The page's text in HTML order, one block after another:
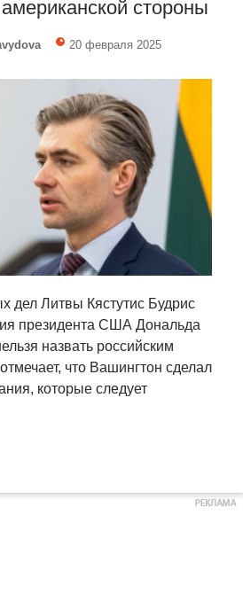
стороны
20 февраля 2025
дел Литвы Кястутис Будрис
президента США Дональда
назвать российским
что Вашингтон сделал
которые следует